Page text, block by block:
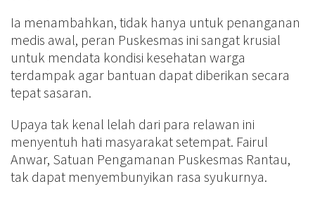
Ia menambahkan, tidak hanya untuk penanganan
medis awal, peran Puskesmas ini sangat krusial
untuk mendata kondisi kesehatan warga
terdampak agar bantuan dapat diberikan secara
tepat sasaran.
Upaya tak kenal lelah dari para relawan ini
menyentuh hati masyarakat setempat. Fairul
Anwar, Satuan Pengamanan Puskesmas Rantau,
tak dapat menyembunyikan rasa syukurnya.